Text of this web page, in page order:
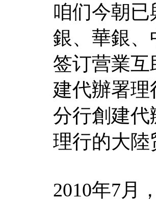
咱们今朝
銀、華銀、
签订营業互
建代辦署理
分行創建
理行的大
2010年7月